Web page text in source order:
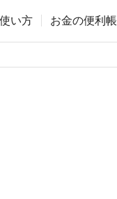
い方 お金の便利帳